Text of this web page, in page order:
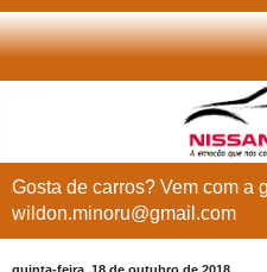
Gosta de carros? Vem com a
wildon.minoru@gmail.com